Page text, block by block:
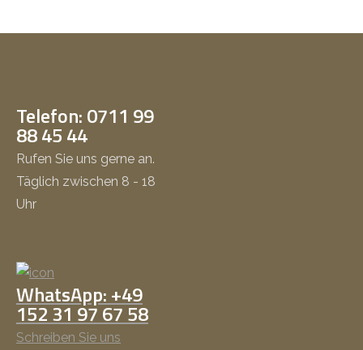
Telefon: 0711 99
88 45 44
Rufen Sie uns gerne an.
Täglich zwischen 8 - 18
Uhr
WhatsApp: +49
152 31 97 67 58
Schreiben Sie uns